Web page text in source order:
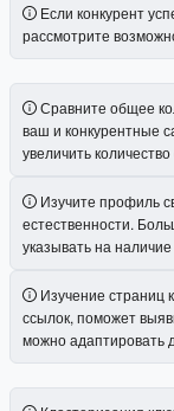
Если конкурент
рассмотрите
Сравните общее
ваш и конкурентные
увеличить
Изучите профиль
естественности.
указывать на
Изучение страниц
ссылок, поможет
можно адаптировать